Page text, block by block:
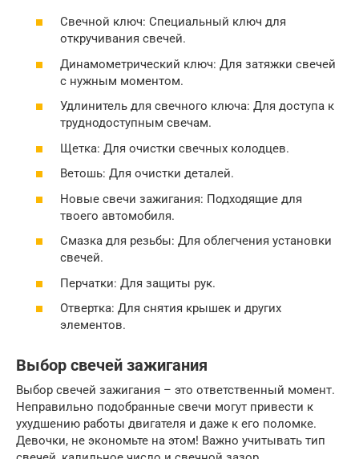
Свечной ключ: Специальный ключ для
откручивания свечей.
Динамометрический ключ: Для затяжки свечей
с нужным моментом.
Удлинитель для свечного ключа: Для доступа к
труднодоступным свечам.
Щетка: Для очистки свечных колодцев.
Ветошь: Для очистки деталей.
Новые свечи зажигания: Подходящие для
твоего автомобиля.
Смазка для резьбы: Для облегчения установки
свечей.
Перчатки: Для защиты рук.
Отвертка: Для снятия крышек и других
элементов.
Выбор свечей зажигания
Выбор свечей зажигания – это ответственный момент.
Неправильно подобранные свечи могут привести к
ухудшению работы двигателя и даже к его поломке.
Девочки, не экономьте на этом! Важно учитывать тип